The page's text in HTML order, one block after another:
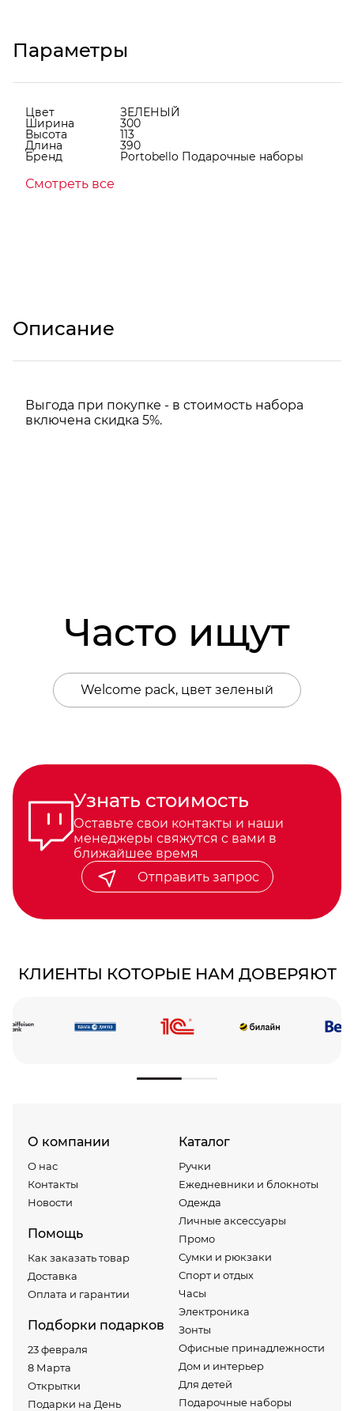
Параметры
Цвет ЗЕЛЕНЫЙ
Ширина 300
Высота 113
Длина 390
Бренд Portobello Подарочные наборы
Смотреть все
Описание
Выгода при покупке - в стоимость набора
включена скидка 5%.
Часто ищут
Welcome pack, цвет зеленый
Узнать стоимость
Оставьте свои контакты и наши
менеджеры свяжутся с вами в
ближайшее время
Отправить запрос
КЛИЕНТЫ КОТОРЫЕ НАМ ДОВЕРЯЮТ
О компании
О нас
Контакты
Новости
Помощь
Как заказать товар
Доставка
Оплата и гарантии
Подборки подарков
23 февраля
8 Марта
Открытки
Подарки на День
Каталог
Ручки
Ежедневники и блокноты
Одежда
Личные аксессуары
Промо
Сумки и рюкзаки
Спорт и отдых
Часы
Электроника
Зонты
Офисные принадлежности
Дом и интерьер
Для детей
Подарочные наборы